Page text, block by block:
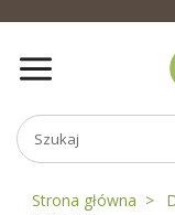
Strona główna